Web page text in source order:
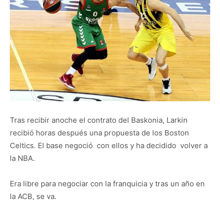
Tras recibir anoche el contrato del Baskonia, Larkin
recibió horas después una propuesta de los Boston
Celtics. El base negoció con ellos y ha decidido volver a
la NBA.
Era libre para negociar con la franquicia y tras un año en
la ACB, se va.